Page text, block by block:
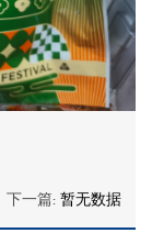
下一篇: 暂无数据